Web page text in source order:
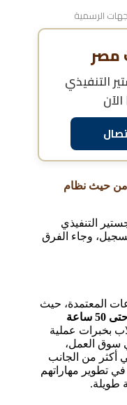
الرسمية
مصر
التنفيذي
من حيث نظام
التنفيذي
وجاء الفرق
المعتمدة، حيث
يتراوح عدد الساعات في العادة ما بين 40 حتى 50 ساعة
بخبرات عملية
سوق العمل،
أكثر من الجانب
في تطوير مهاراتهم
طويلة.